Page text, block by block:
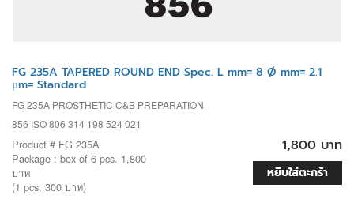
FG 235A TAPERED ROUND END Spec. L mm= 8 Ø mm= 2.1
µm= Standard
FG 235A PROSTHETIC C&B PREPARATION
856 ISO 806 314 198 524 021
Product # FG 235A
Package : box of 6 pcs. 1,800
บาท
(1 pcs. 300 บาท)
1,800 บาท
หยิบใส่ตะกร้า